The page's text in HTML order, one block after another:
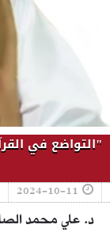
"التواضع في
2024-10-11
د. علي محمد